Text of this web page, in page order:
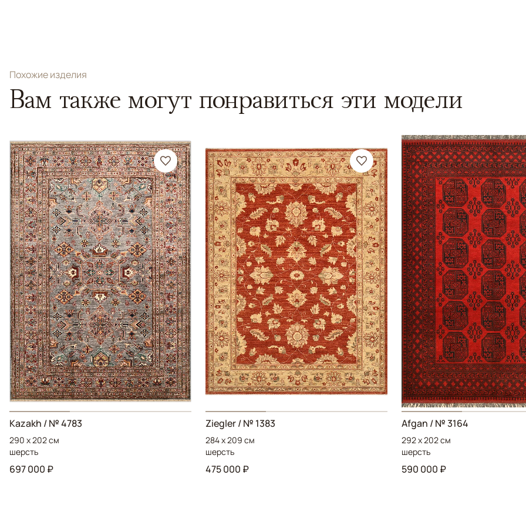
Похожие изделия
Вам также могут понравиться эти модели
Kazakh / № 4783
290 x 202 см
шерсть
697 000 ₽
Ziegler / № 1383
284 x 209 см
шерсть
475 000 ₽
Afgan / № 3164
292 x 202 см
шерсть
590 000 ₽